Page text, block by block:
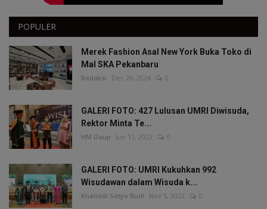
POPULER
Merek Fashion Asal New York Buka Toko di
Mal SKA Pekanbaru
Redaksi Dec 20, 2024 0
GALERI FOTO: 427 Lulusan UMRI Diwisuda,
Rektor Minta Te...
HM Daup Jun 11, 2022 0
GALERI FOTO: UMRI Kukuhkan 992
Wisudawan dalam Wisuda k...
Khamidi Setyo Budi Nov 5, 2022 0